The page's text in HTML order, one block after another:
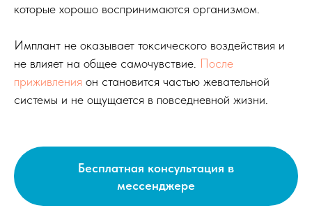
которые хорошо воспринимаются организмом.
Имплант не оказывает токсического воздействия и
не влияет на общее самочувствие. После
приживления он становится частью жевательной
системы и не ощущается в повседневной жизни.
Бесплатная консультация в
мессенджере
Для предварительного расчёта достаточно
обычного фото зубов, сделанного на телефон.
Просто сделайте 2–3 подробных снимка
(спереди и по бокам, верхнюю и нижнюю
челюсть) и отправьте нам в WhatsApp или
Telegram.
Врач изучит фото и подготовит
предварительный план лечения в течение часа.